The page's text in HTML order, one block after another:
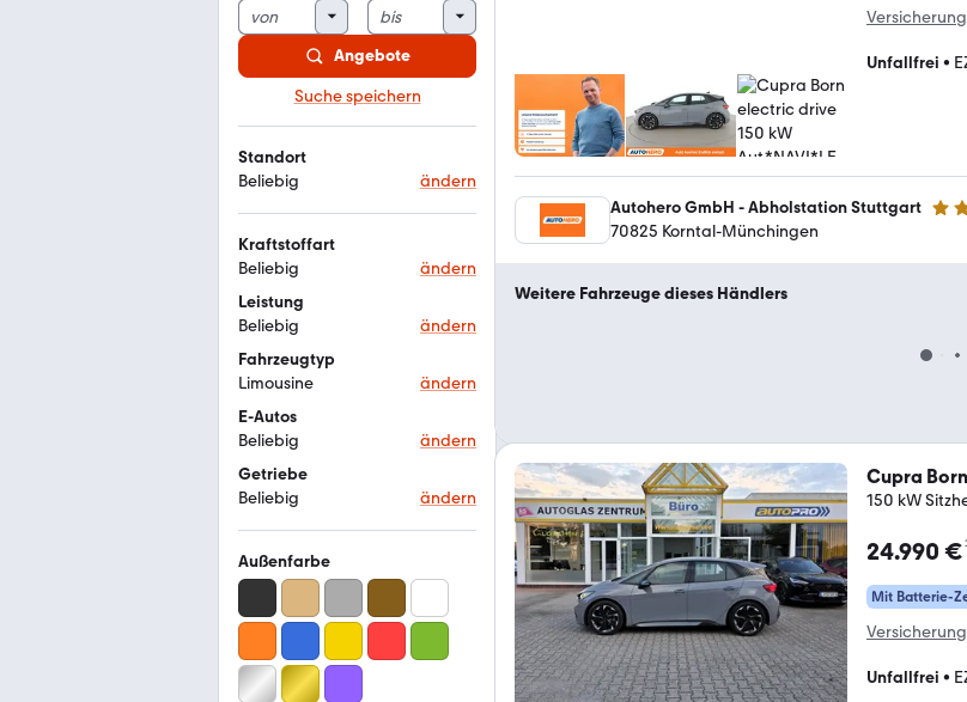
Angebote
Suche speichern
Standort
Beliebig
ändern
Kraftstoffart
Beliebig
ändern
Leistung
Beliebig
ändern
Fahrzeugtyp
Limousine
ändern
E-Autos
Beliebig
ändern
Getriebe
Beliebig
ändern
Außenfarbe
Unfallfrei •
Autohero GmbH - Abholstation Stuttgart 4.4
70825 Korntal-Münchingen
Weitere Fahrzeuge dieses Händlers
Cupra Born
150 kW
24.990 €
Mit Batterie-
Unfallfrei •